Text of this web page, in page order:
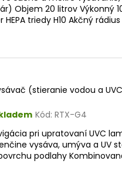
Objem 20 litrov Výkonný
triedy H10 Akčný
(stieranie vodou a UVC
Kód: RTX-G4
pri upratovaní UVC
vysáva, umýva a UV
podlahy